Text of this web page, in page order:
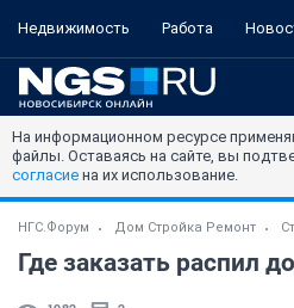
Недвижимость Работа
На информационном ресурсе
файлы. Оставаясь на сайте, вы
согласие на их использование.
НГС.Форум Дом Стройка Ремонт
Где заказать распил